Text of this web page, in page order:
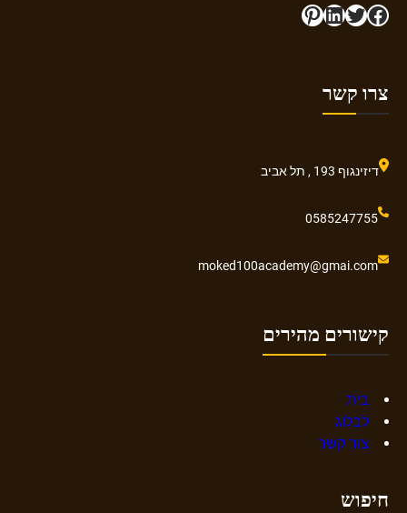
Facebook
Twitter
LinkedIn
Pinterest
צרו קשר
דיזינגוף 193 , תל אביב
0585247755
moked100academy@gmai.com
קישורים מהירים
בית
לבלוג
צור קשר
חיפוש